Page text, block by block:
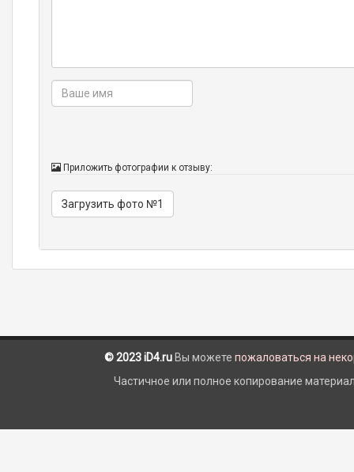
Приложить фотографии к отзыву:
Загрузить фото №1
© 2023 iD4.ruВы можете пожаловаться на
Частичное или полное копирование